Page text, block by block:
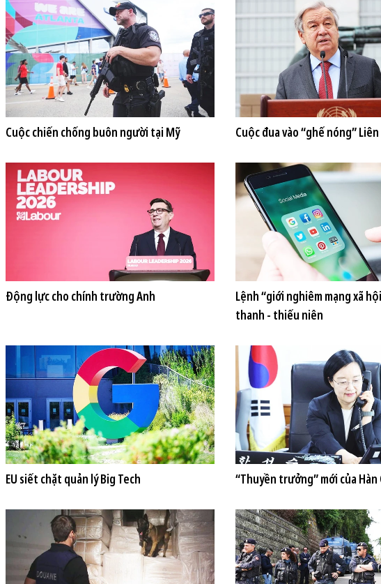
Cuộc chiến chống buôn người tại Mỹ Cuộc đua vào “ghế nóng”
Động lực cho chính trường Anh
Lệnh “giới nghiêm mạng xã
thanh - thiếu niên
EU siết chặt quản lý Big Tech “Thuyền trưởng” mới của Hàn